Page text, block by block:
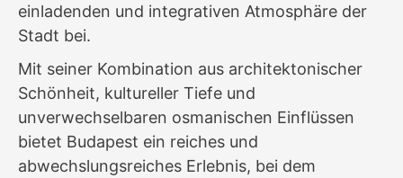
einladenden und integrativen Atmosphäre der
Stadt bei.
Mit seiner Kombination aus architektonischer
Schönheit, kultureller Tiefe und
unverwechselbaren osmanischen Einflüssen
bietet Budapest ein reiches und
abwechslungsreiches Erlebnis, bei dem